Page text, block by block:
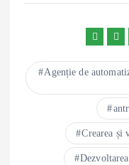
Agenție de
Crearea și